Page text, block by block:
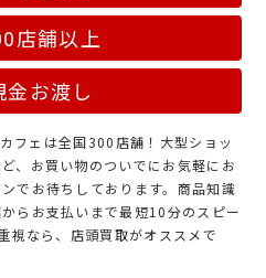
店舗以上
金お渡し
フェは全国300店舗！大型ショッ
、お買い物のついでにお気軽にお
でお待ちしております。商品知識
らお支払いまで最短10分のスピー
視なら、店頭買取がオススメで